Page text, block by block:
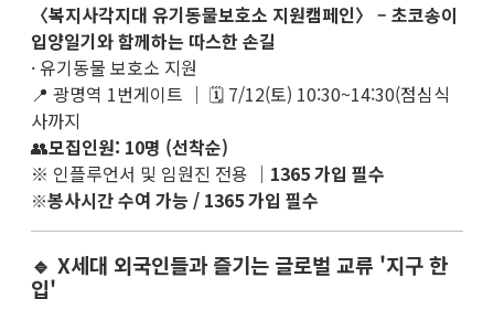
〈복지사각지대 유기동물보호소 지원캠페인〉 – 초코송이
입양일기와 함께하는 따스한 손길
· 유기동물 보호소 지원
📍 광명역 1번게이트 ｜ 🗓 7/12(토) 10:30~14:30(점심식
사까지
👥모집인원: 10명 (선착순)
※ 인플루언서 및 임원진 전용 ｜ 1365 가입 필수
※봉사시간 수여 가능 / 1365 가입 필수
🔹 X세대 외국인들과 즐기는 글로벌 교류 '지구 한
입'